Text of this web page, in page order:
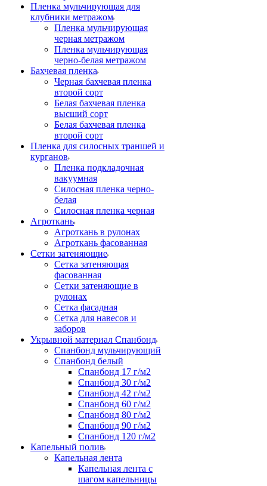
Пленка мульчирующая для
клубники метражом
Пленка мульчирующая
черная метражом
Пленка мульчирующая
черно-белая метражом
Бахчевая пленка
Черная бахчевая пленка
второй сорт
Белая бахчевая пленка
высший сорт
Белая бахчевая пленка
второй сорт
Пленка для силосных траншей и
курганов
Пленка подкладочная
вакуумная
Силосная пленка черно-
белая
Силосная пленка черная
Агроткань
Агроткань в рулонах
Агроткань фасованная
Сетки затеняющие
Сетка затеняющая
фасованная
Сетки затеняющие в
рулонах
Сетка фасадная
Сетка для навесов и
заборов
Укрывной материал Спанбонд
Спанбонд мульчирующий
Спанбонд белый
Спанбонд 17 г/м2
Спанбонд 30 г/м2
Спанбонд 42 г/м2
Спанбонд 60 г/м2
Спанбонд 80 г/м2
Спанбонд 90 г/м2
Спанбонд 120 г/м2
Капельный полив
Капельная лента
Капельная лента с
шагом капельницы